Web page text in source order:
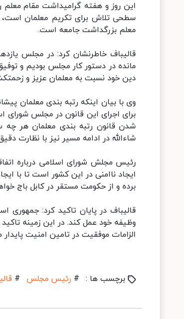
این روز و هفته گرامیداشت مقام
سطحی تلاش برای تکریم معلمان
معلم بزرگداشت جامعه است.
قالیباف خاطرنشان کرد: در مجلس
مانده در دستور کار مجلس بودیم و
دین خود نسبت به معلمان عزیز و
وی با بیان اینکه رتبه بندی معلمان
برای اجرای این قانون در مجلس شورای
شدن قانون رتبه بندی معلمان هر چه
شاءالله در ادامه مسیر نیز با نظارت
رئیس مجلش شورای اسلامی درباره
ایجاد ناامنی در این کشور است تا با
برده و از حکومت مستقر در کابل باج
قالیباف در پایان تاکید کرد: جمهوری
وظیفه خود عمل کند. در این زمینه
الزامات موفقیت در تامین امنیت
برچسب ها : # رئیس مجلس #